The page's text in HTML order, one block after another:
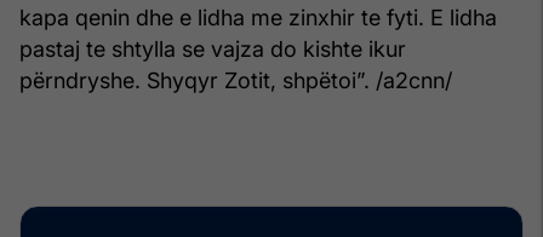
kapa qenin dhe e lidha me zinxhir te fyti. E lidha
pastaj te shtylla se vajza do kishte ikur
përndryshe. Shyqyr Zotit, shpëtoi”. /a2cnn/